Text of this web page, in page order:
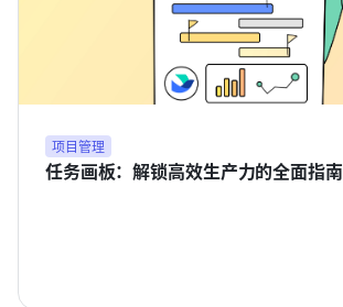
项目管理
任务画板：解锁高效生产力的全面指南